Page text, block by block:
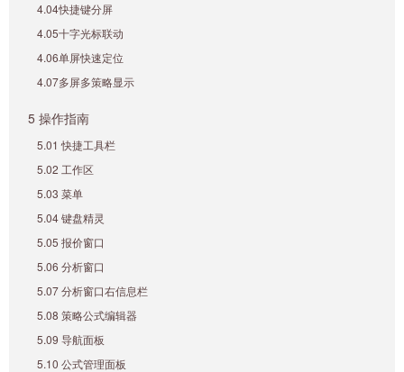
4.04快捷键分屏
4.05十字光标联动
4.06单屏快速定位
4.07多屏多策略显示
5 操作指南
5.01 快捷工具栏
5.02 工作区
5.03 菜单
5.04 键盘精灵
5.05 报价窗口
5.06 分析窗口
5.07 分析窗口右信息栏
5.08 策略公式编辑器
5.09 导航面板
5.10 公式管理面板